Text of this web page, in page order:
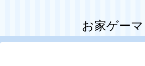
お家ゲーマ